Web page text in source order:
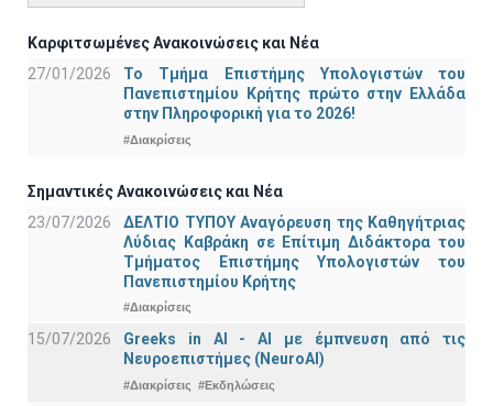
Καρφιτσωμένες Ανακοινώσεις και Νέα
27/01/2026
Το Τμήμα Επιστήμης Υπολογιστών του
Πανεπιστημίου Κρήτης πρώτο στην Ελλάδα
στην Πληροφορική για το 2026!
#Διακρίσεις
Σημαντικές Ανακοινώσεις και Νέα
23/07/2026
ΔΕΛΤΙΟ ΤΥΠΟΥ Αναγόρευση της Καθηγήτριας
Λύδιας Καβράκη σε Επίτιμη Διδάκτορα του
Τμήματος Επιστήμης Υπολογιστών του
Πανεπιστημίου Κρήτης
#Διακρίσεις
15/07/2026
Greeks in AI - ΑΙ με έμπνευση από τις
Νευροεπιστήμες (NeuroAI)
#Διακρίσεις #Εκδηλώσεις